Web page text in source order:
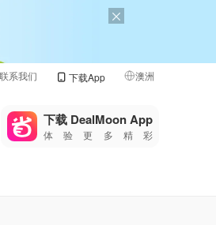
联系我们 下载App 澳洲
🇺🇸
🇨🇳 中国
下载 DealMoon App
体验更多精彩